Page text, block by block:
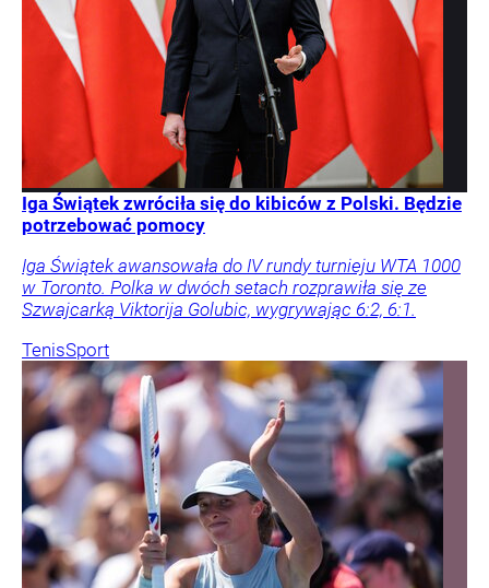
Iga Świątek zwróciła się do kibiców z Polski. Będzie
potrzebować pomocy
Iga Świątek awansowała do IV rundy turnieju WTA 1000
w Toronto. Polka w dwóch setach rozprawiła się ze
Szwajcarką Viktorija Golubic, wygrywając 6:2, 6:1.
TenisSport